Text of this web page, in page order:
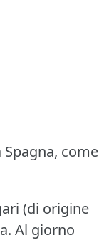
come
(di origine
Al giorno